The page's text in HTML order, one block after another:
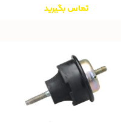
تماس بگیرید